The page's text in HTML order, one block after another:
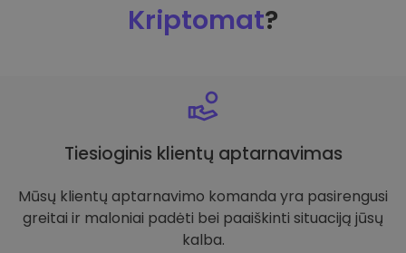
Kriptomat?
Tiesioginis klientų aptarnavimas
Mūsų klientų aptarnavimo komanda yra pasirengusi
greitai ir maloniai padėti bei paaiškinti situaciją jūsų
kalba.